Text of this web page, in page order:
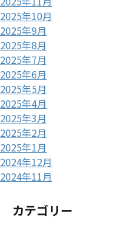
2025年10月
2025年9月
2025年8月
2025年7月
2025年6月
2025年5月
2025年4月
2025年3月
2025年2月
2025年1月
2024年12月
2024年11月
カテゴリー